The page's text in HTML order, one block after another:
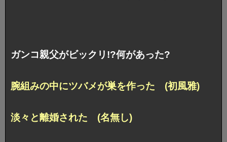
ガンコ親父がビックリ!?何があった?
腕組みの中にツバメが巣を作った (初風雅)
淡々と離婚された (名無し)